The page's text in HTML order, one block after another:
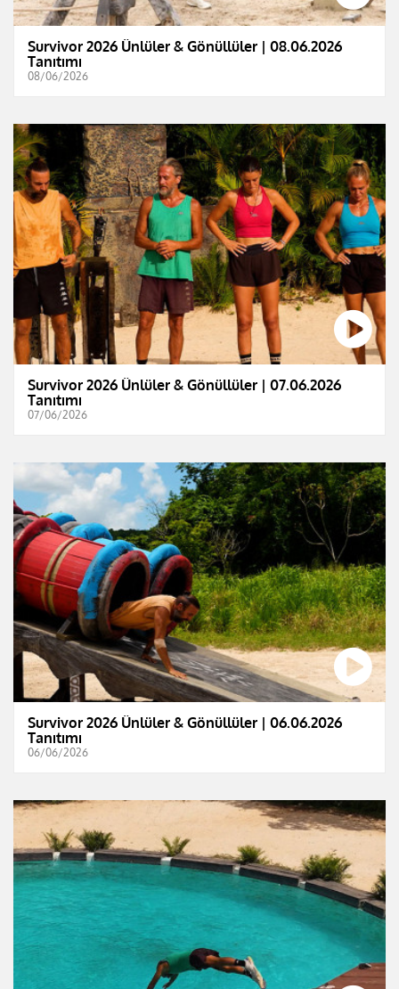
Survivor 2026 Ünlüler & Gönüllüler | 08.06.2026
Tanıtımı
08/06/2026
Survivor 2026 Ünlüler & Gönüllüler | 07.06.2026
Tanıtımı
07/06/2026
Survivor 2026 Ünlüler & Gönüllüler | 06.06.2026
Tanıtımı
06/06/2026